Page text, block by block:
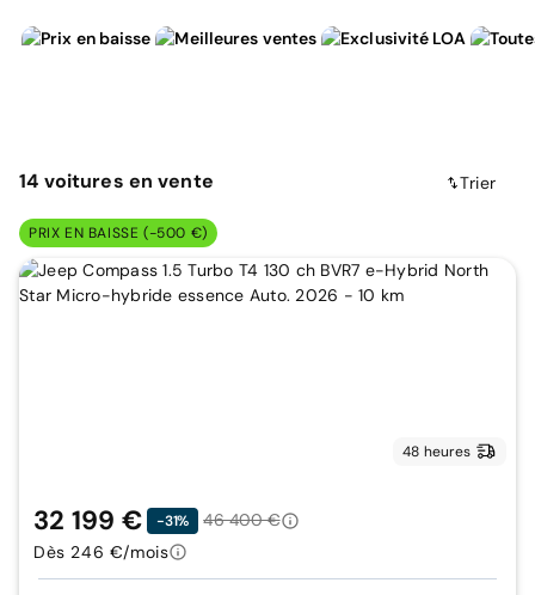
14 voitures en vente Trier
PRIX EN BAISSE (-500 €)
48 heures
32 199 € -31%
46 400 €
Dès 246 €/mois